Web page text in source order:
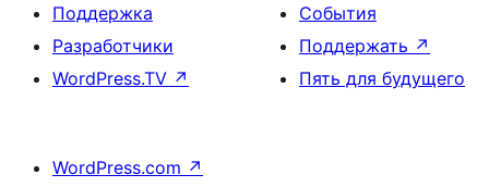
Поддержка
Разработчики
WordPress.TV ↗
События
Поддержать ↗
Пять для будущего
WordPress.com ↗